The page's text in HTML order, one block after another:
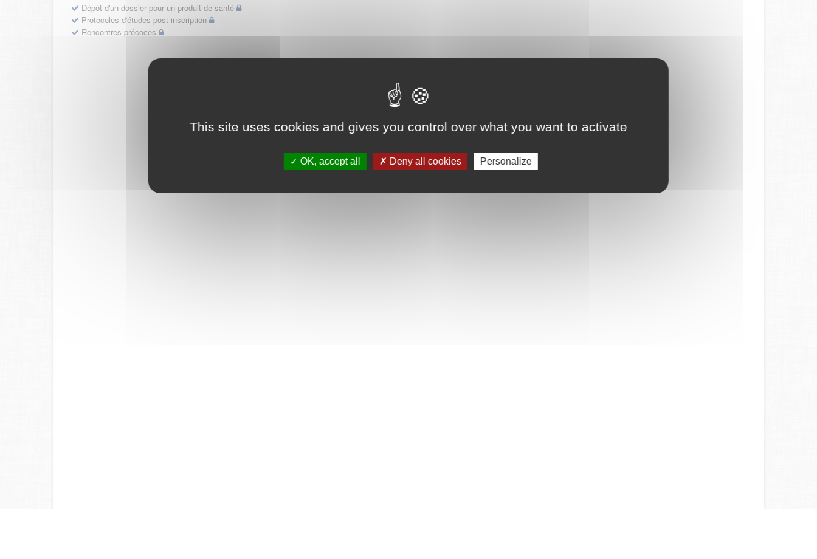
This site uses cookies and gives you control over what you want to activate
OK, accept all Deny all cookies Personalize
Dépôt d'un dossier pour un produit de santé
Protocoles d'études post-inscription
Rencontres précoces